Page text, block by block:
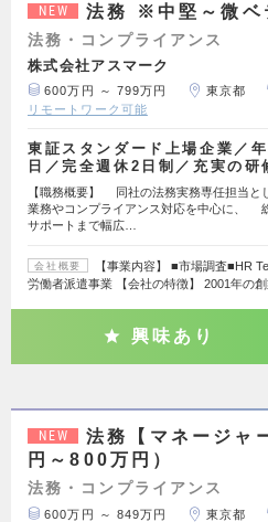
NEW 法務 ※中堅～微ベ
法務・コンプライアンス
株式会社アスマーク
600万円 ～ 799万円 東京都
リモートワーク可能
東証スタンダード上場企業／
日／完全週休2日制／充実の研
【職務概要】 同社の法務実務専任担当と
業務やコンプライアンス対応を中心に、
サポートまで幅広…
会社概要
【事業内容】 ■市場調査■HR
労働者派遣事業 【会社の特徴】 2001年の
興味あり
NEW
法務【マネージャ
円～800万円）
法務・コンプライアンス
600万円 ～ 849万円 東京都